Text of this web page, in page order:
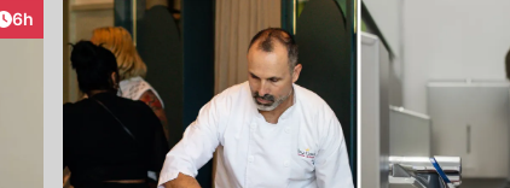
Artikel veröffentlicht:
6h